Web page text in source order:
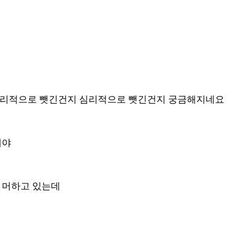
적으로 뺏긴건지 심리적으로 뺏긴건지 궁금해지네요
야
하고 있는데